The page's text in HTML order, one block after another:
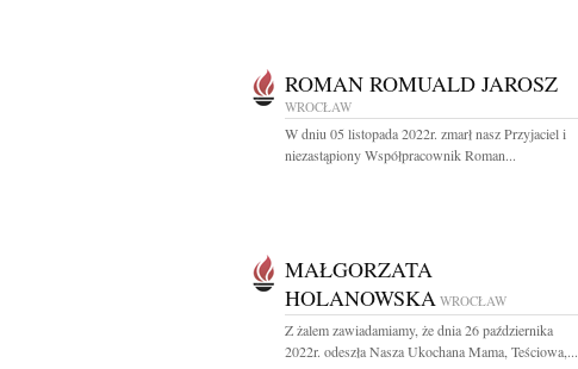
ROMAN ROMUALD JAROSZ
WROCŁAW
W dniu 05 listopada 2022r. zmarł nasz Przyjaciel i
niezastąpiony Współpracownik Roman...
MAŁGORZATA
HOLANOWSKA WROCŁAW
Z żalem zawiadamiamy, że dnia 26 października
2022r. odeszła Nasza Ukochana Mama, Teściowa,...